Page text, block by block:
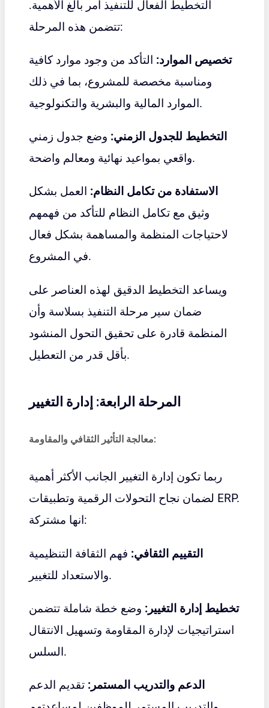
التخطيط الفعال للتنفيذ أمر بالغ الأهمية.
تتضمن هذه المرحلة:
تخصيص الموارد: التأكد من وجود موارد كافية
ومناسبة مخصصة للمشروع، بما في ذلك
الموارد المالية والبشرية والتكنولوجية.
التخطيط للجدول الزمني: وضع جدول زمني
واقعي بمواعيد نهائية ومعالم واضحة.
الاستفادة من تكامل النظام: العمل بشكل
وثيق مع تكامل النظام للتأكد من فهمهم
لاحتياجات المنظمة والمساهمة بشكل فعال
في المشروع.
ويساعد التخطيط الدقيق لهذه العناصر على
ضمان سير مرحلة التنفيذ بسلاسة وأن
المنظمة قادرة على تحقيق التحول المنشود
بأقل قدر من التعطيل.
المرحلة الرابعة: إدارة التغيير
معالجة التأثير الثقافي والمقاومة:
ربما تكون إدارة التغيير الجانب الأكثر أهمية
لضمان نجاح التحولات الرقمية وتطبيقات ERP.
انها مشتركة:
التقييم الثقافي: فهم الثقافة التنظيمية
والاستعداد للتغيير.
تخطيط إدارة التغيير: وضع خطة شاملة تتضمن
استراتيجيات لإدارة المقاومة وتسهيل الانتقال
السلس.
الدعم والتدريب المستمر: تقديم الدعم